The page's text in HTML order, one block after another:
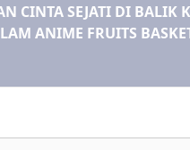
CINTA SEJATI DI BALIK
ANIME FRUITS